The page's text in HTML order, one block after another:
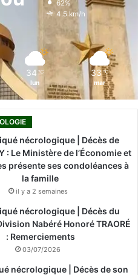
r
62%
4.5 km/h
34 ℃
lun
33 ℃
mar
nécrologique | Décès de
: Le Ministère de l’Économie et
présente ses condoléances à
la famille
il y a 2 semaines
nécrologique | Décès du
Nabéré Honoré TRAORÉ
: Remerciements
03/07/2026
nécrologique | Décès de son